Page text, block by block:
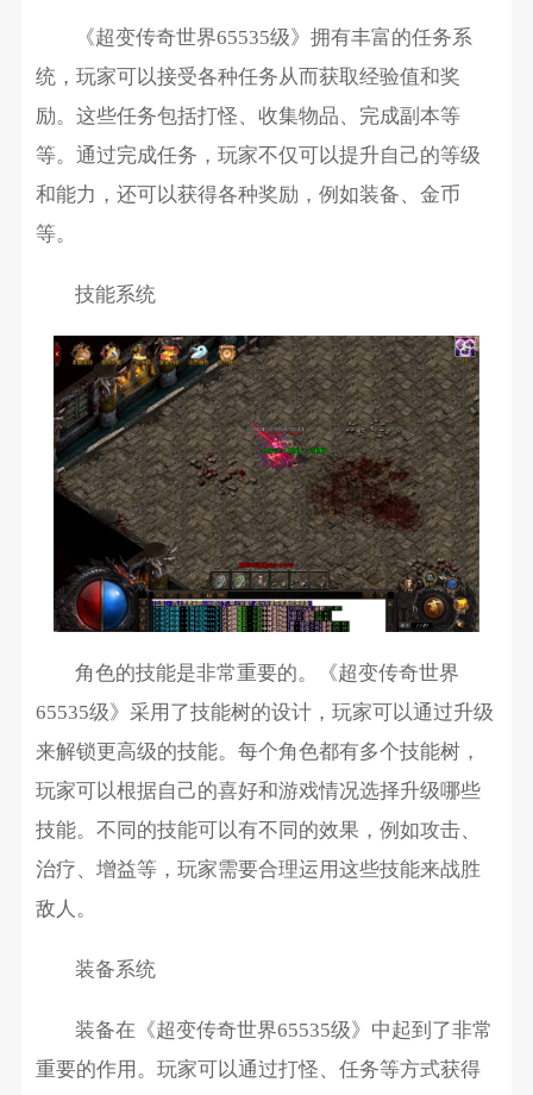
《超变传奇世界65535级》拥有丰富的任务系
统，玩家可以接受各种任务从而获取经验值和奖
励。这些任务包括打怪、收集物品、完成副本等
等。通过完成任务，玩家不仅可以提升自己的等级
和能力，还可以获得各种奖励，例如装备、金币
等。
技能系统
角色的技能是非常重要的。《超变传奇世界
65535级》采用了技能树的设计，玩家可以通过升级
来解锁更高级的技能。每个角色都有多个技能树，
玩家可以根据自己的喜好和游戏情况选择升级哪些
技能。不同的技能可以有不同的效果，例如攻击、
治疗、增益等，玩家需要合理运用这些技能来战胜
敌人。
装备系统
装备在《超变传奇世界65535级》中起到了非常
重要的作用。玩家可以通过打怪、任务等方式获得